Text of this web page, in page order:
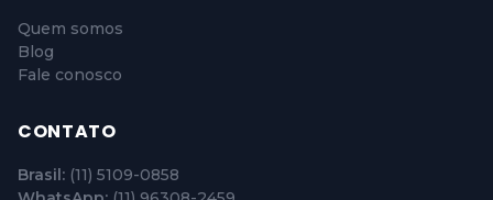
Quem somos
Blog
Fale conosco
CONTATO
Brasil: (11) 5109-0858